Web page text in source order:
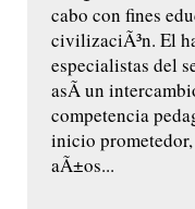
cabo con fines
civilizaciÃ³n. El
especialistas del
asÃ­ un
competencia
inicio
aÃ±os...